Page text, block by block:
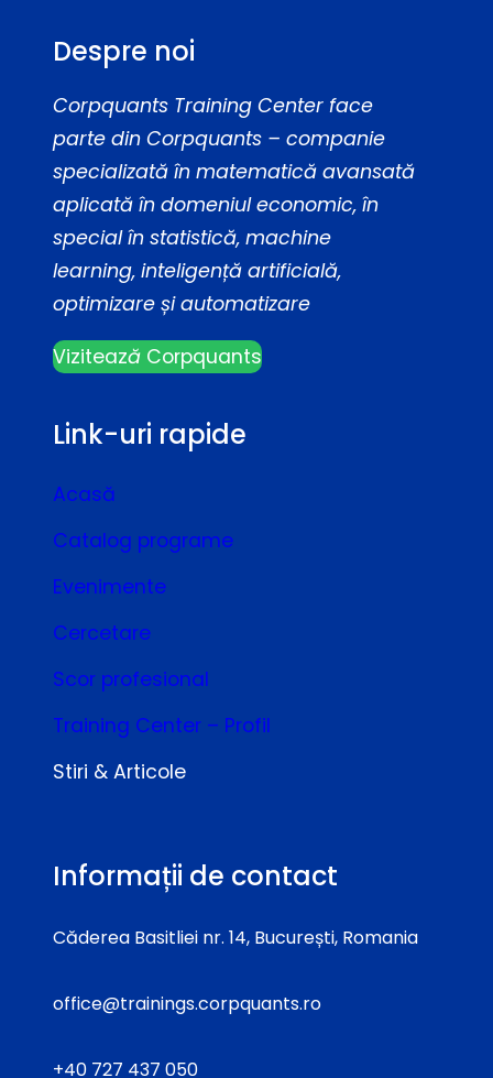
Despre noi
Corpquants Training Center face
parte din Corpquants – companie
specializată în matematică avansată
aplicată în domeniul economic, în
special în statistică, machine
learning, inteligență artificială,
optimizare și automatizare
Vizitează Corpquants
Link-uri rapide
Acasă
Catalog programe
Evenimente
Cercetare
Scor profesional
Training Center – Profil
Stiri & Articole
Informații de contact
Căderea Basitliei nr. 14, București, Romania
office@trainings.corpquants.ro
+40 727 437 050